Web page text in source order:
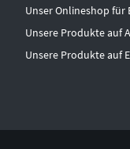
Unser Onlineshop
Unsere Produkte auf
Unsere Produkte auf